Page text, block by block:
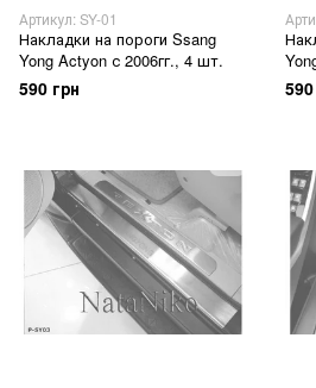
Артикул: SY-01
Накладки на пороги Ssang
Yong Actyon с 2006гг., 4 шт.
590 грн